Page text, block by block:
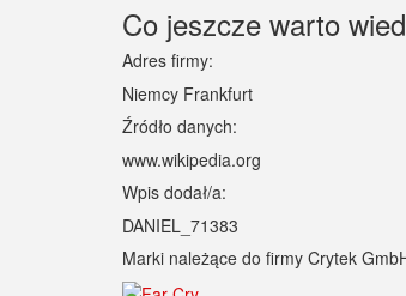
Co jeszcze warto
Adres firmy:
Niemcy Frankfurt
Źródło danych:
www.wikipedia.org
Wpis dodał/a:
DANIEL_71383
Marki należące do firmy Crytek